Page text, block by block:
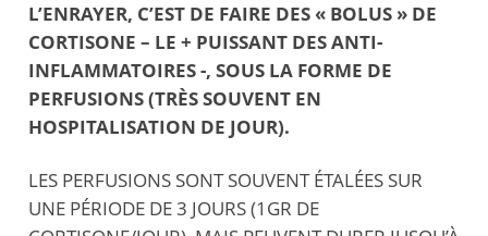
L’ENRAYER, C’EST DE FAIRE DES « BOLUS » DE
CORTISONE – LE + PUISSANT DES ANTI-
INFLAMMATOIRES -, SOUS LA FORME DE
PERFUSIONS (TRÈS SOUVENT EN
HOSPITALISATION DE JOUR).
LES PERFUSIONS SONT SOUVENT ÉTALÉES SUR
UNE PÉRIODE DE 3 JOURS (1GR DE